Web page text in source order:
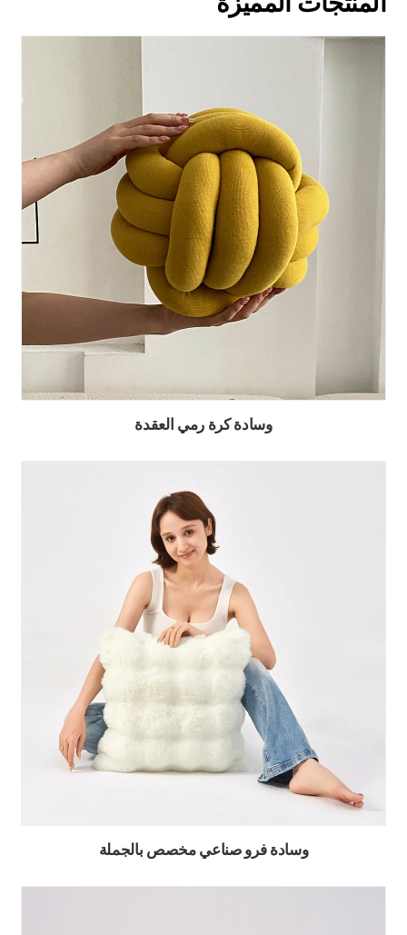
وسادة كرة رمي العقدة
وسادة فرو صناعي مخصص بالجملة